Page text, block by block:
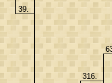
39.
316.